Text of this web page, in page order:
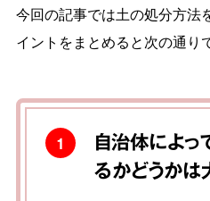
今回の記事では土の処分方法
イントをまとめると次の通り
1
自治体によっ
るかどうかは